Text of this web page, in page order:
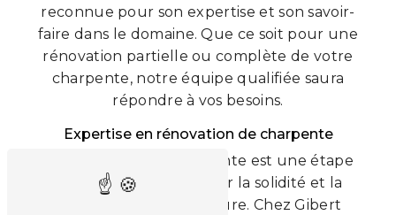
reconnue pour son expertise et son savoir-
faire dans le domaine. Que ce soit pour une
rénovation partielle ou complète de votre
charpente, notre équipe qualifiée saura
répondre à vos besoins.
Expertise en rénovation de charpente
La rénovation de charpente est une étape
essentielle pour garantir la solidité et la
durabilité de votre toiture. Chez Gibert